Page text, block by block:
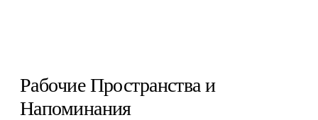
Рабочие Пространства и
Напоминания